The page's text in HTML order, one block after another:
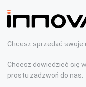
Chcesz sprzedać swoje
Chcesz dowiedzieć się
prostu zadzwoń do nas.